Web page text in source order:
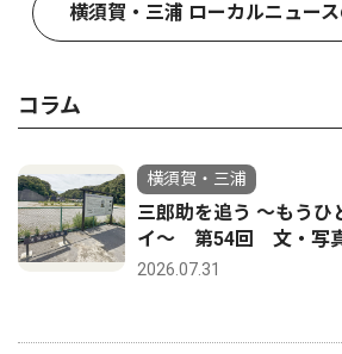
横須賀・三浦 ローカルニュー
コラム
横須賀・三浦
三郎助を追う 〜もうひ
イ〜 第54回 文・写
2026.07.31